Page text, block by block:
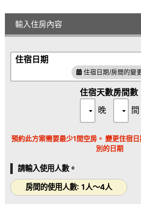
輸入住房內容
住宿日期
住宿日期/房間的變
住宿天數
晚
房間數
間
預約此方案需要最少1間空房。 變更住宿
別的日期
請輸入使用人數。
房間的使用人數: 1人～4人